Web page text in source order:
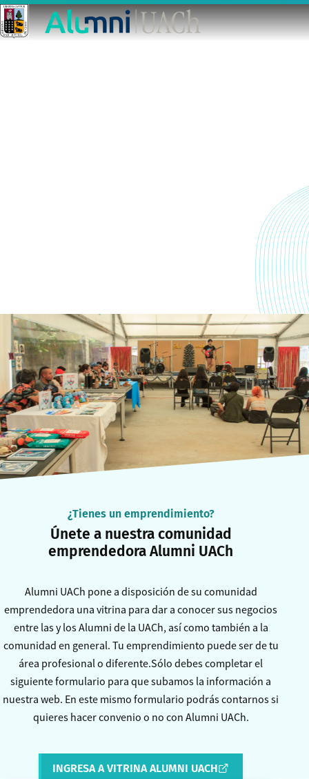
¿Tienes un emprendimiento?
Únete a nuestra comunidad
emprendedora Alumni UACh
Alumni UACh pone a disposición de su comunidad
emprendedora una vitrina para dar a conocer sus negocios
entre las y los Alumni de la UACh, así como también a la
comunidad en general. Tu emprendimiento puede ser de tu
área profesional o diferente.Sólo debes completar el
siguiente formulario para que subamos la información a
nuestra web. En este mismo formulario podrás contarnos si
quieres hacer convenio o no con Alumni UACh.
INGRESA A VITRINA ALUMNI UACH